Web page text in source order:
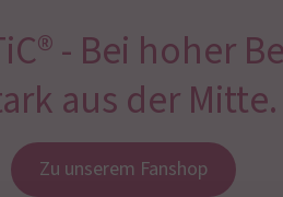
- Bei hoher
aus der Mitte.
Zu unserem Fanshop